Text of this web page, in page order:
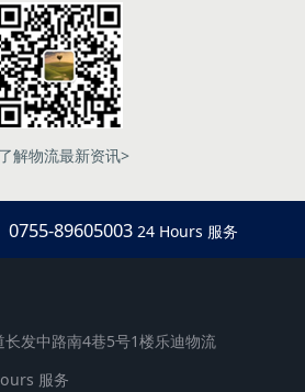
解物流最新资讯>
0755-89605003 24 Hours 服务
发中路南4巷5号1楼乐迪物流
服务